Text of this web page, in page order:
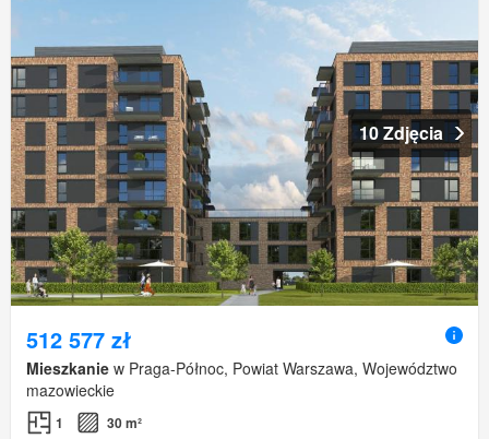
10 Zdjęcia
512 577 zł
Mieszkanie w Praga-Północ, Powiat Warszawa, Województwo
mazowieckie
1
30 m²